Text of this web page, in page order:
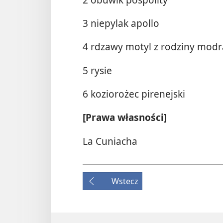
3 niepylak apollo
4 rdzawy motyl z rodziny
5 rysie
6 koziorożec pirenejski
[Prawa własności]
La Cuniacha
Wstecz